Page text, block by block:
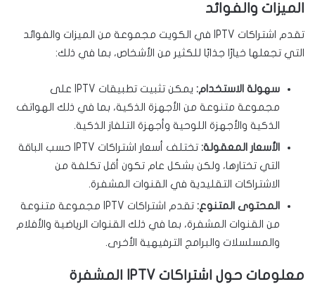
الميزات والفوائد
تقدم اشتراكات IPTV في الكويت مجموعة من الميزات والفوائد
التي تجعلها خيارًا جذابًا للكثير من الأشخاص، بما في ذلك:
سهولة الاستخدام:
يمكن تثبيت تطبيقات IPTV على
مجموعة متنوعة من الأجهزة الذكية، بما في ذلك الهواتف
الذكية والأجهزة اللوحية وأجهزة التلفاز الذكية.
الأسعار المعقولة:
تختلف أسعار اشتراكات IPTV حسب الباقة
التي تختارها، ولكن بشكل عام تكون أقل تكلفة من
الاشتراكات التقليدية في القنوات المشفرة.
المحتوى المتنوع:
تقدم اشتراكات IPTV مجموعة متنوعة
من القنوات المشفرة، بما في ذلك القنوات الرياضية والأفلام
والمسلسلات والبرامج الترفيهية الأخرى.
معلومات حول اشتراكات IPTV المشفرة